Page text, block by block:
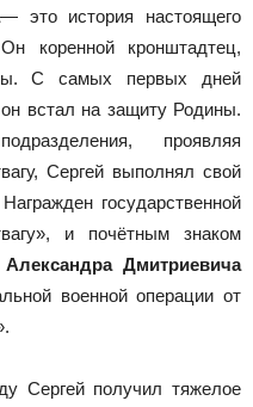
— это история настоящего
коренной кронштадтец,
С самых первых дней
встал на защиту Родины.
проявляя
Сергей выполнял свой
государственной
и почётным знаком
Александра Дмитриевича
военной операции от
Сергей получил тяжелое